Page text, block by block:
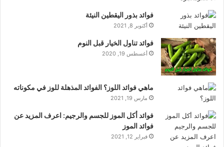
فوائد بذور اليقطين النيئة
أكتوبر 8, 2021
فوائد تناول الخيار قبل النوم
أغسطس 19, 2020
ماهي فوائد اللوز؟ الفوائد المذهلة للوز في مكوناته
مارس 19, 2021
فوائد أكل الموز للجسم والرجيم: اعرف المزيد عن
فوائد الموز
فبراير 12, 2021